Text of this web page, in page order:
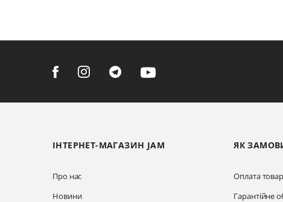
ІНТЕРНЕТ-МАГАЗИН JAM
Про нас
Новини
ЯК
Оплата
Гарантійне